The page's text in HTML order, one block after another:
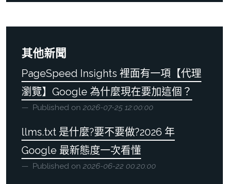
其他新聞
PageSpeed Insights 裡面有一項【代理
瀏覽】Google 為什麼現在要加這個？
Published on 2026-07-25 12:00:00
llms.txt 是什麼?要不要做?2026 年
Google 最新態度一次看懂
Published on 2026-06-22 00:20:00